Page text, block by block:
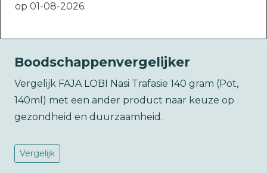
op 01-08-2026.
Boodschappenvergelijker
Vergelijk FAJA LOBI Nasi Trafasie 140 gram (Pot,
140ml) met een ander product naar keuze op
gezondheid en duurzaamheid.
Vergelijk